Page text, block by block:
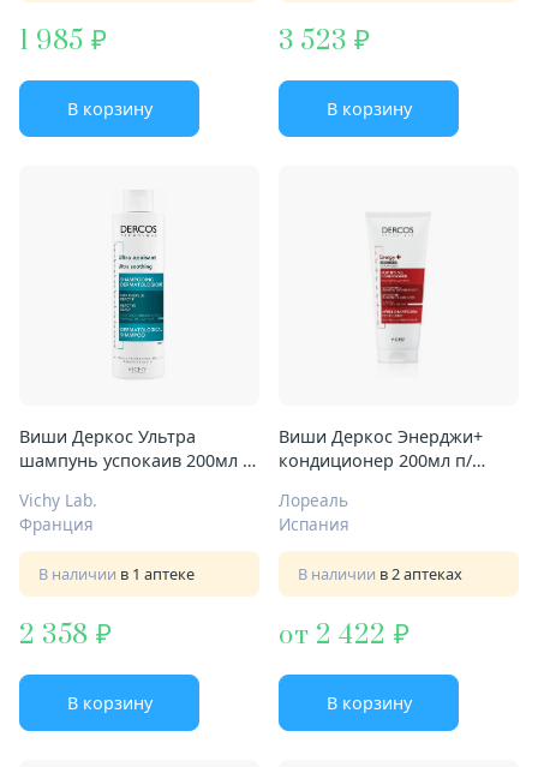
1 985
В корзину
3 523
В корзину
Виши Деркос Ультра
шампунь успокаив 200мл д/
Vichy Lab.
Франция
В наличии в 1 аптеке
2 358
В корзину
Виши Деркос Энерджи+
кондиционер 200мл п/
Лореаль
Испания
В наличии в 2 аптеках
от 2 422
В корзину